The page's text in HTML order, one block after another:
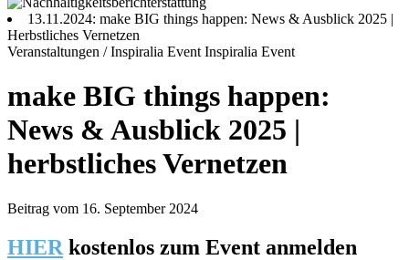
13.11.2024: make BIG things happen: News & Ausblick 2025 |
Herbstliches Vernetzen
Veranstaltungen / Inspiralia Event Inspiralia Event
make BIG things happen:
News & Ausblick 2025 |
herbstliches Vernetzen
Beitrag vom 16. September 2024
HIER kostenlos zum Event anmelden